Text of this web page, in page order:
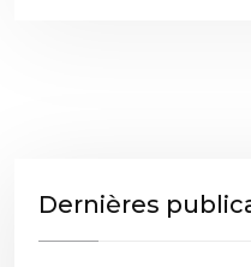
Dernières